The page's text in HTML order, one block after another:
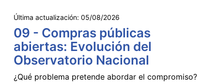
Última actualización: 05/08/2026
09 - Compras públicas
abiertas: Evolución del
Observatorio Nacional
¿Qué problema pretende abordar el compromiso?